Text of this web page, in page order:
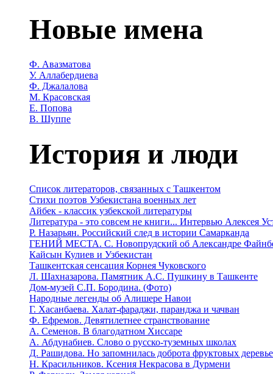
Новые имена
Ф. Авазматова
У. Аллабердиева
Ф. Джалалова
М. Красовская
Е. Попова
В. Шуппе
История и люди
Список литераторов, связанных с Ташкентом
Стихи поэтов Узбекистана военных лет
Айбек - классик узбекской литературы
Литература - это совсем не книги... Интервью Алексея
Р. Назарьян. Российский след в истории Самарканда
ГЕНИЙ МЕСТА. C. Новопрудский об Александре
Кайсын Кулиев и Узбекистан
Ташкентская сенсация Корнея Чуковского
Л. Шахназарова. Памятник А.С. Пушкину в Ташкенте
Дом-музей С.П. Бородина. (Фото)
Народные легенды об Алишере Навои
Г. Хасанбаева. Халат-фараджи, паранджа и чачван
Ф. Ефремов. Девятилетнее странствование
А. Семенов. В благодатном Хиссаре
А. Абдунабиев. Слово о русско-туземных школах
Д. Рашидова. Но запомнилась доброта фруктовых
Н. Красильников. Ксения Некрасова в Дурмени